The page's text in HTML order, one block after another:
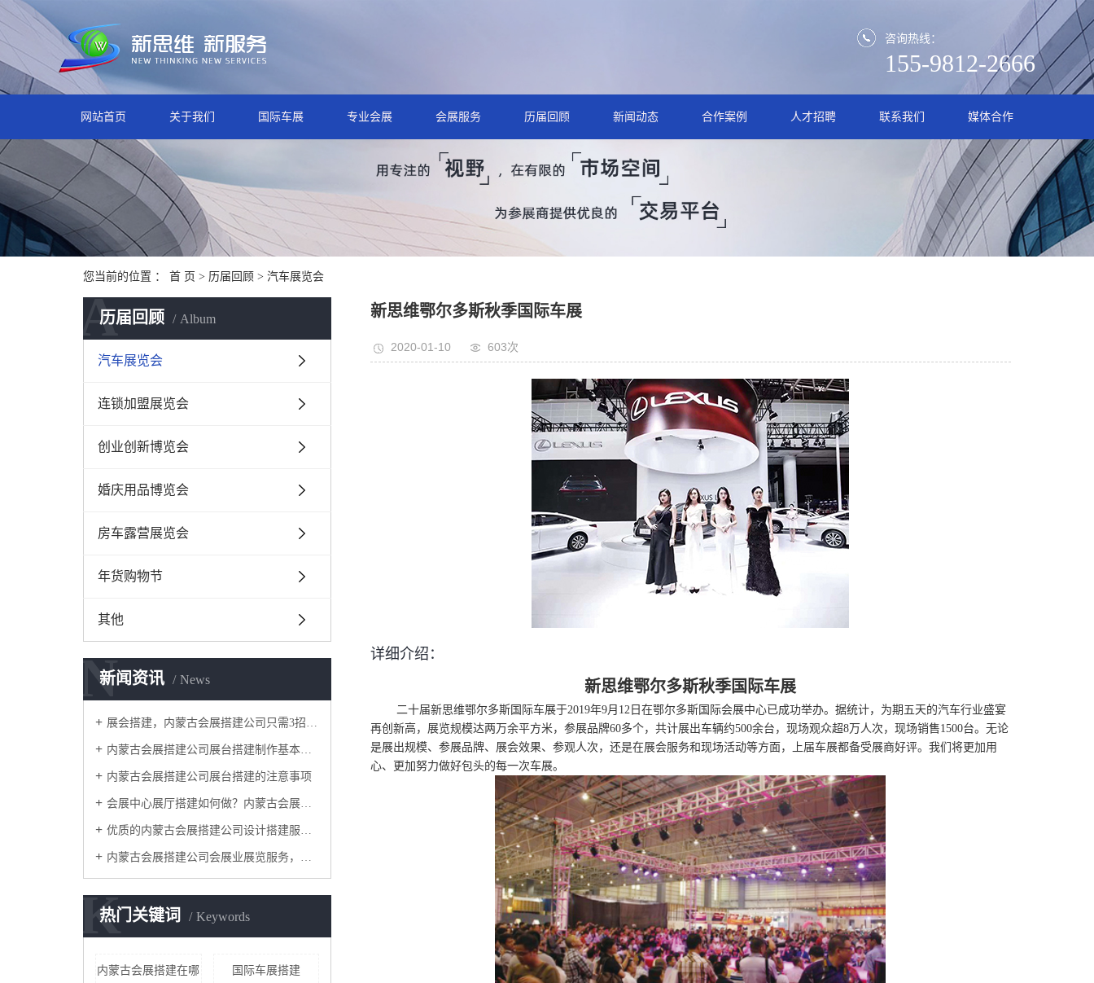
咨询热线：
155-9812-2666
网站首页 关于我们 国际车展 专业会展 会展服务 历届回顾 新闻动态 合作案例 人才招聘 联系我们 媒体合作
您当前的位置 ： 首 页 > 历届回顾 > 汽车展览会
历届回顾 Album
A
汽车展览会
连锁加盟展览会
创业创新博览会
婚庆用品博览会
房车露营展览会
年货购物节
其他
新闻资讯 News
N
​展会搭建，内蒙古会展搭建公司只需3招，有效提高空间的利用率
内蒙古会展搭建公司展台搭建制作基本讲解
内蒙古会展搭建公司展台搭建的注意事项
会展中心展厅搭建如何做？内蒙古会展搭建公司这4个服务阶段要做好
优质的内蒙古会展搭建公司设计搭建服务流程是怎样的？
内蒙古会展搭建公司​会展业展览服务，怎一个搭建就可以涵盖？
热门关键词 Keywords
K
内蒙古会展搭建在哪 国际车展搭建
新思维鄂尔多斯秋季国际车展
2020-01-10 603次
详细介绍：
新思维鄂尔多斯秋季国际车展
二十届新思维鄂尔多斯国际车展于2019年9月12日在鄂尔多斯国际会展中心已成功举办。据统计，为期五天的汽车行业盛宴
再创新高，展览规模达两万余平方米，参展品牌60多个，共计展出车辆约500余台，现场观众超8万人次，现场销售1500台。无论
是展出规模、参展品牌、展会效果、参观人次，还是在展会服务和现场活动等方面，上届车展都备受展商好评。我们将更加用
心、更加努力做好包头的每一次车展。